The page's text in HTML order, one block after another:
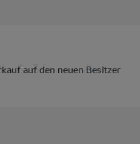
auf den neuen Besitzer